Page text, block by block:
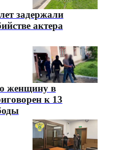
задержали
актера
женщину в
к 13